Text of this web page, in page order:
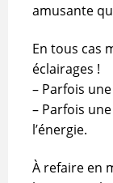
amusante
En tous cas
éclairages !
– Parfois
– Parfois
l’énergie.
À refaire en